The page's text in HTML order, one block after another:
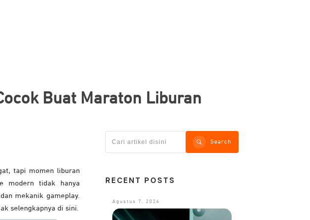
Buat Maraton Liburan
tapi momen liburan
modern tidak hanya
mekanik gameplay.
selengkapnya di sini.
Search
RECENT POSTS
Agustus 7, 2026